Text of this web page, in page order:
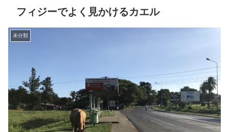
フィジーでよく見かけるカエル
未分類